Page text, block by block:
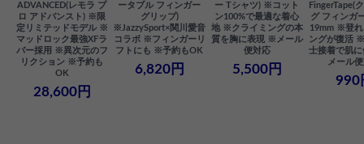
ADVANCED(レモラ プ
ロ アドバンスト) ※限
定リミテッドモデル ※
マッドロック最強XFラ
バー採用 ※異次元のフ
リクション ※予約も
OK
28,600円
ータブル フィンガー
グリップ)
※JazzySport×関川愛音
コラボ ※フィンガーリ
フトにも ※予約もOK
6,820円
ー Tシャツ) ※コット
ン100%で最適な着心
地 ※クライミングの本
質を胸に表現 ※メール
便対応
5,500円
FingerTape(
グ フィンガ
19mm ※登れ
ングが復活
士接着で肌
メール
990